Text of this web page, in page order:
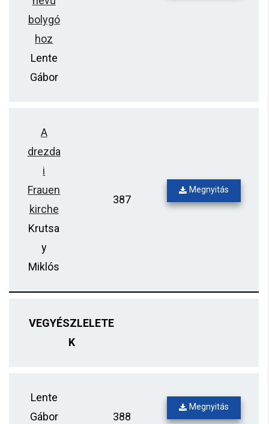
bolygó
hoz
Lente
Gábor
A
drezda
i
Frauen
kirche
Krutsa
y
Miklós
387
Megnyitás
VEGYÉSZLELETE
K
Lente
Gábor
388
Megnyitás